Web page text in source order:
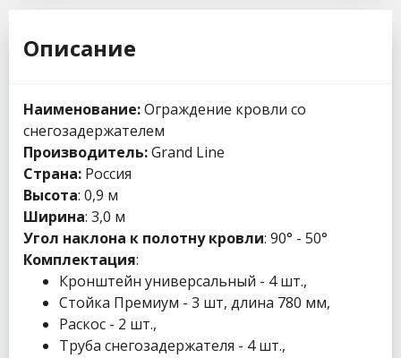
Описание
Наименование:Ограждение кровли со
снегозадержателем
Производитель:Grand Line
Страна: Россия
Высота: 0,9 м
Ширина: 3,0 м
Угол наклона к полотну кровли: 90° - 50°
Комплектация:
Кронштейн универсальный - 4 шт.,
Стойка Премиум - 3 шт, длина 780 мм,
Раскос - 2 шт.,
Труба снегозадержателя - 4 шт.,